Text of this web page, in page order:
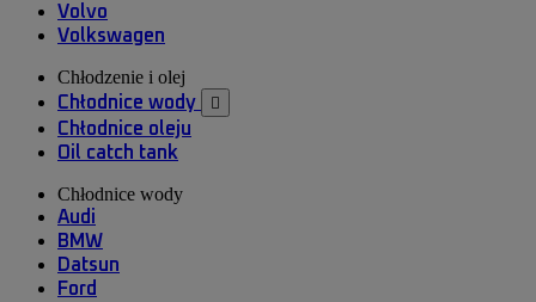
Volvo
Volkswagen
Chłodzenie i olej
Chłodnice wody 
Chłodnice oleju
Oil catch tank
Chłodnice wody
Audi
BMW
Datsun
Ford